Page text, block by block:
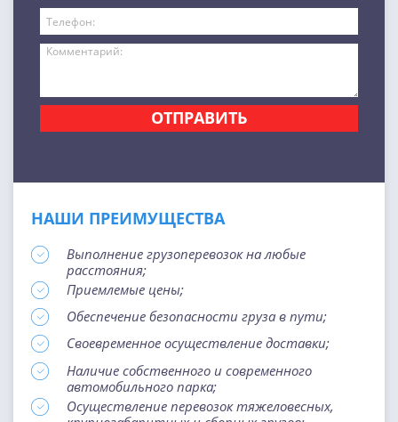
ОТПРАВИТЬ
НАШИ ПРЕИМУЩЕСТВА
Выполнение грузоперевозок на любые
расстояния;
Приемлемые цены;
Обеспечение безопасности груза в пути;
Своевременное осуществление доставки;
Наличие собственного и современного
автомобильного парка;
Осуществление перевозок тяжеловесных,